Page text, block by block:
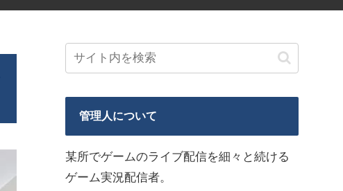
管理人について
某所でゲームのライブ配信を細々と続ける
ゲーム実況配信者。